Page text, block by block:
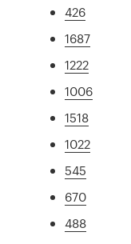
426
1687
1222
1006
1518
1022
545
670
488